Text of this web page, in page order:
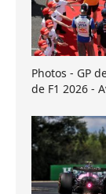
Photos - GP
de F1 2026 -